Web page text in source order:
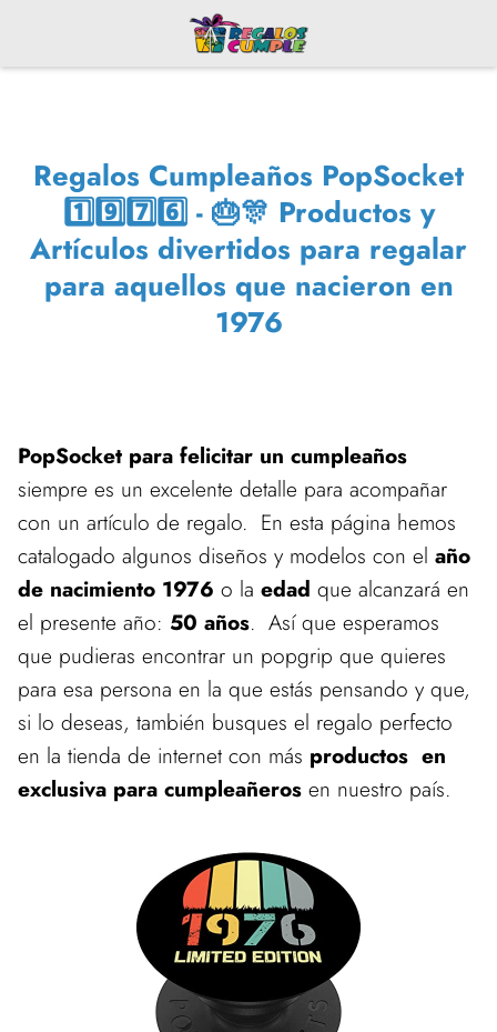
Regalos Cumpleaños PopSocket
1️⃣9️⃣7️⃣6️⃣ - 🎂🎊 Productos y
Artículos divertidos para regalar
para aquellos que nacieron en
1976
PopSocket para felicitar un cumpleaños
siempre es un excelente detalle para acompañar
con un artículo de regalo. En esta página hemos
catalogado algunos diseños y modelos con el año
de nacimiento 1976 o la edad que alcanzará en
el presente año: 50 años. Así que esperamos
que pudieras encontrar un popgrip que quieres
para esa persona en la que estás pensando y que,
si lo deseas, también busques el regalo perfecto
en la tienda de internet con más productos en
exclusiva para cumpleañeros en nuestro país.